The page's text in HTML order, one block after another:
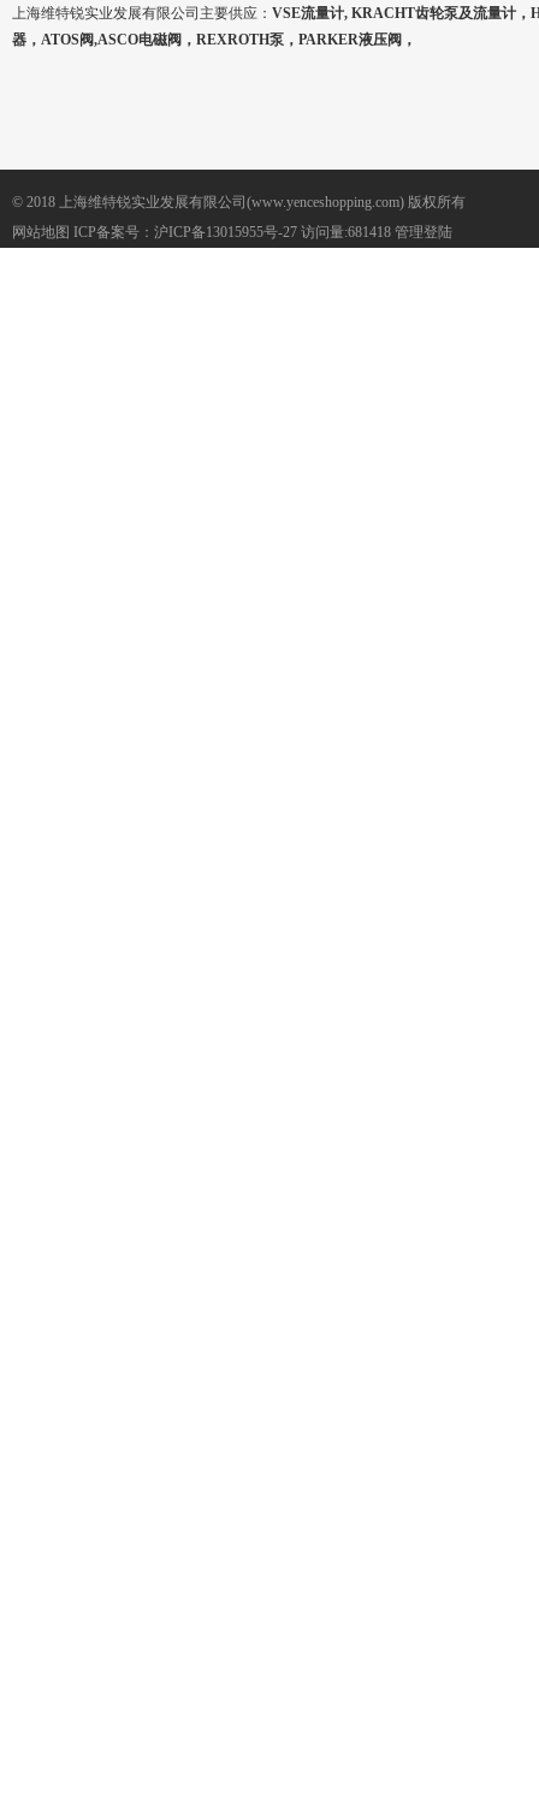
上海维特锐实业发展有限公司主要供应： VSE流量计, KRACHT齿轮泵及流量计，
器，ATOS阀,ASCO电磁阀，REXROTH泵，PARKER液压阀，
© 2018 上海维特锐实业发展有限公司(www.yenceshopping.com) 版权所有
网站地图 ICP备案号： 沪ICP备13015955号-27 访问量:681418 管理登陆